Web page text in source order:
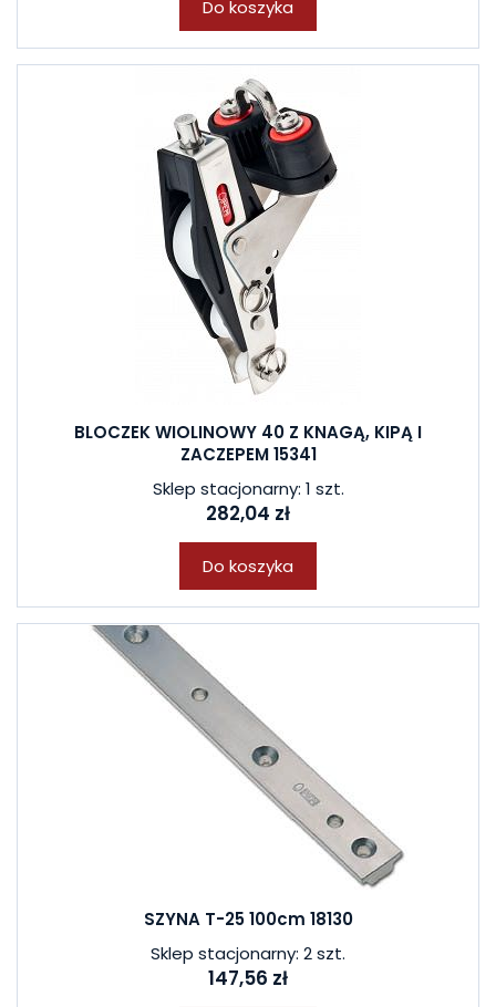
Do koszyka
BLOCZEK WIOLINOWY 40 Z KNAGĄ, KIPĄ I
ZACZEPEM 15341
Sklep stacjonarny: 1 szt.
282,04 zł
Do koszyka
SZYNA T-25 100cm 18130
Sklep stacjonarny: 2 szt.
147,56 zł